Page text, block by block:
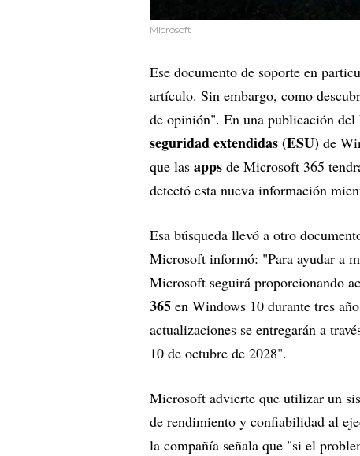
Microsoft
Ese documento de soporte en
artículo. Sin embargo, como
de opinión". En una publicación del
seguridad extendidas (ESU) de
que las apps de Microsoft 365
detectó esta nueva información
Esa búsqueda llevó a otro
Microsoft informó: "Para ayudar a
Microsoft seguirá proporcionando
365 en Windows 10 durante tres
actualizaciones se entregarán a
10 de octubre de 2028".
Microsoft advierte que utilizar un
de rendimiento y confiabilidad al
la compañía señala que "si el